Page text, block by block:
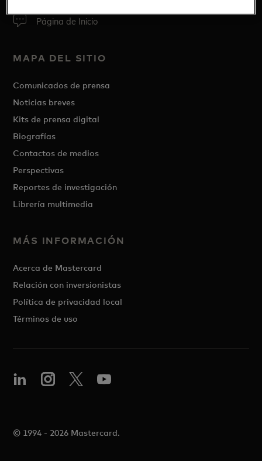
Página de Inicio
MAPA DEL SITIO
Comunicados de prensa
Noticias breves
Kits de prensa digital
Biografías
Contactos de medios
Perspectivas
Reportes de investigación
Librería multimedia
MÁS INFORMACIÓN
Acerca de Mastercard
Relación con inversionistas
Política de privacidad local
Términos de uso
© 1994 - 2026 Mastercard.